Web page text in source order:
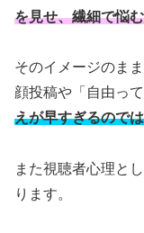
を見せ、繊細で悩
そのイメージのま
顔投稿や「自由っ
えが早すぎるので
また視聴者心理と
ります。